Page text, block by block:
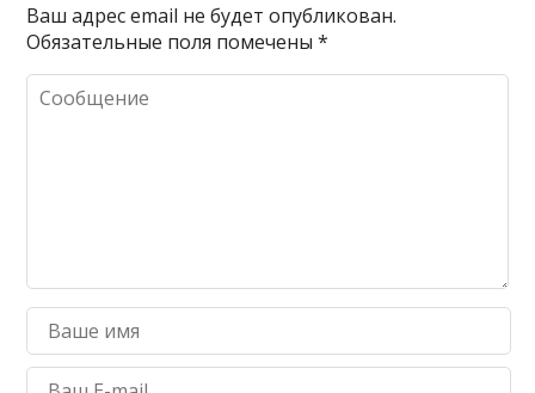
Ваш адрес email не будет опубликован.
Обязательные поля помечены*